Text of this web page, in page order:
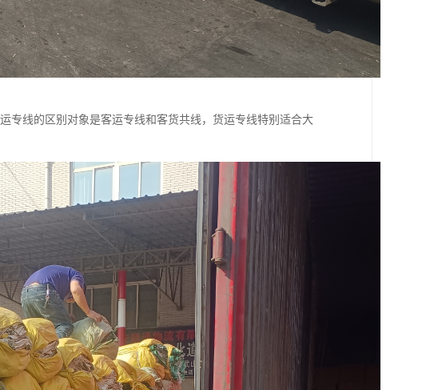
专线的区别对象是客运专线和客货共线，货运专线特别适合大